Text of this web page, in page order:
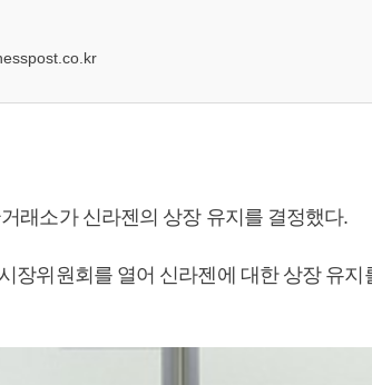
래소가 신라젠의 상장 유지를 결정했다.
장위원회를 열어 신라젠에 대한 상장 유